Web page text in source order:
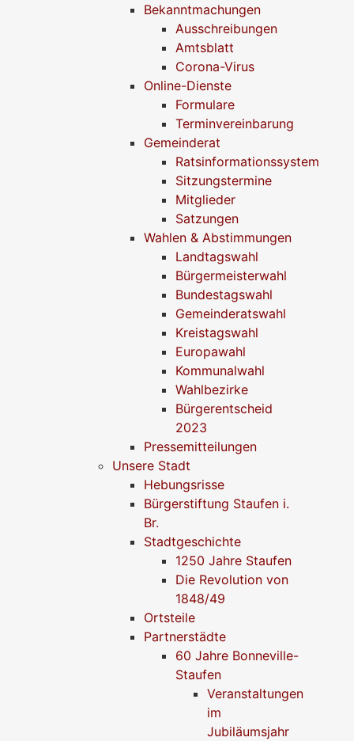
Bekanntmachungen
Ausschreibungen
Amtsblatt
Corona-Virus
Online-Dienste
Formulare
Terminvereinbarung
Gemeinderat
Ratsinformationssystem
Sitzungstermine
Mitglieder
Satzungen
Wahlen & Abstimmungen
Landtagswahl
Bürgermeisterwahl
Bundestagswahl
Gemeinderatswahl
Kreistagswahl
Europawahl
Kommunalwahl
Wahlbezirke
Bürgerentscheid
2023
Pressemitteilungen
Unsere Stadt
Hebungsrisse
Bürgerstiftung Staufen i.
Br.
Stadtgeschichte
1250 Jahre Staufen
Die Revolution von
1848/49
Ortsteile
Partnerstädte
60 Jahre Bonneville-
Staufen
Veranstaltungen
im
Jubiläumsjahr